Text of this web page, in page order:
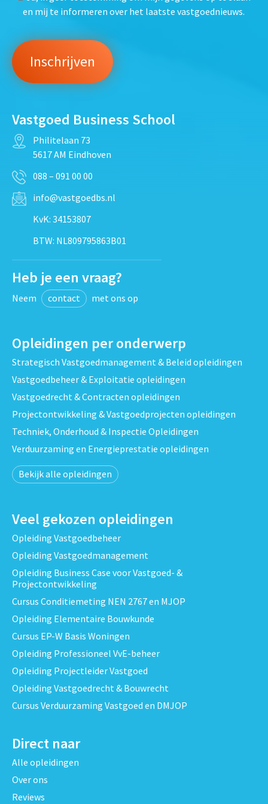
en mij te informeren over het laatste vastgoednieuws.
Vastgoed Business School
Philitelaan 73
5617 AM Eindhoven
088 – 091 00 00
info@vastgoedbs.nl
KvK: 34153807
BTW: NL809795863B01
Heb je een vraag?
Neem contact met ons op
Opleidingen per onderwerp
Strategisch Vastgoedmanagement & Beleid opleidingen
Vastgoedbeheer & Exploitatie opleidingen
Vastgoedrecht & Contracten opleidingen
Projectontwikkeling & Vastgoedprojecten opleidingen
Techniek, Onderhoud & Inspectie Opleidingen
Verduurzaming en Energieprestatie opleidingen
Bekijk alle opleidingen
Veel gekozen opleidingen
Opleiding Vastgoedbeheer
Opleiding Vastgoedmanagement
Opleiding Business Case voor Vastgoed- &
Projectontwikkeling
Cursus Conditiemeting NEN 2767 en MJOP
Opleiding Elementaire Bouwkunde
Cursus EP-W Basis Woningen
Opleiding Professioneel VvE-beheer
Opleiding Projectleider Vastgoed
Opleiding Vastgoedrecht & Bouwrecht
Cursus Verduurzaming Vastgoed en DMJOP
Direct naar
Alle opleidingen
Over ons
Reviews